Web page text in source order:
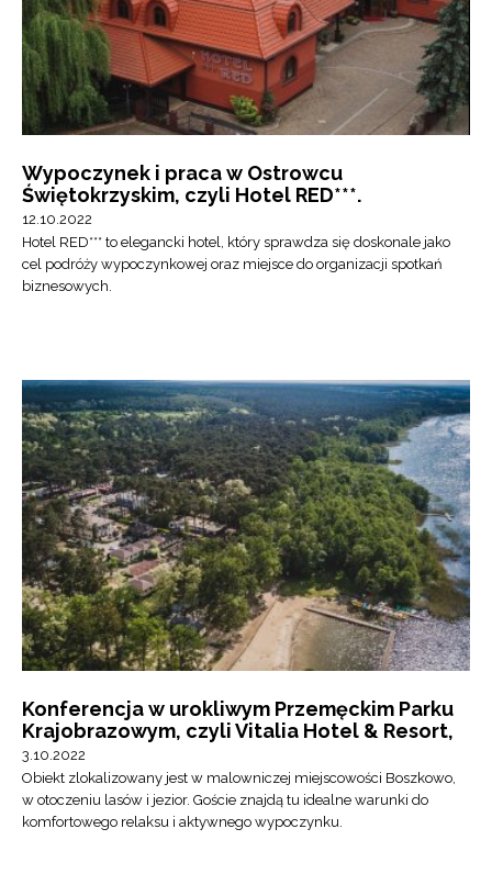
Wypoczynek i praca w Ostrowcu
Świętokrzyskim, czyli Hotel RED***.
12.10.2022
Hotel RED*** to elegancki hotel, który sprawdza się doskonale jako
cel podróży wypoczynkowej oraz miejsce do organizacji spotkań
biznesowych.
Konferencja w urokliwym Przemęckim Parku
Krajobrazowym, czyli Vitalia Hotel & Resort,
3.10.2022
Obiekt zlokalizowany jest w malowniczej miejscowości Boszkowo,
w otoczeniu lasów i jezior. Goście znajdą tu idealne warunki do
komfortowego relaksu i aktywnego wypoczynku.